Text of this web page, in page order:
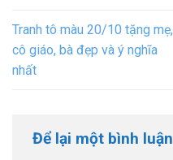
Tranh tô màu 20/10 tặng mẹ,
cô giáo, bà đẹp và ý nghĩa
nhất
Để lại một bình luận